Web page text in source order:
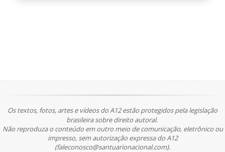
Os textos, fotos, artes e vídeos do A12 estão protegidos pela legislação
brasileira sobre direito autoral.
Não reproduza o conteúdo em outro meio de comunicação, eletrônico ou
impresso, sem autorização expressa do A12
(faleconosco@santuarionacional.com).